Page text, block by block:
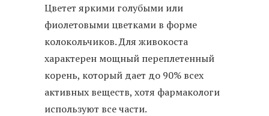
Цветет яркими голубыми или
фиолетовыми цветками в форме
колокольчиков. Для живокоста
характерен мощный переплетенный
корень, который дает до 90% всех
активных веществ, хотя фармакологи
используют все части.